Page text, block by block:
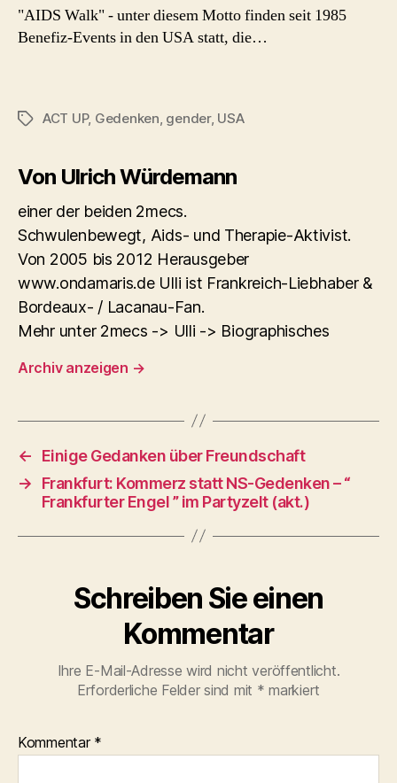
"AIDS Walk" - unter diesem Motto finden seit 1985
Benefiz-Events in den USA statt, die…
Schlagwörter
ACT UP, Gedenken gender, USA
Von Ulrich Würdemann
einer der beiden 2mecs.
Schwulenbewegt, Aids- und Therapie-Aktivist.
Von 2005 bis 2012 Herausgeber
www.ondamaris.de Ulli ist Frankreich-Liebhaber &
Bordeaux- / Lacanau-Fan.
Mehr unter 2mecs -> Ulli -> Biographisches
Archiv anzeigen →
←
Einige Gedanken über Freundschaft
→
Frankfurt: Kommerz statt NS-Gedenken – “
Frankfurter Engel ” im Partyzelt (akt.)
Schreiben Sie einen
Kommentar
Ihre E-Mail-Adresse wird nicht veröffentlicht.
Erforderliche Felder sind mit * markiert
Kommentar *